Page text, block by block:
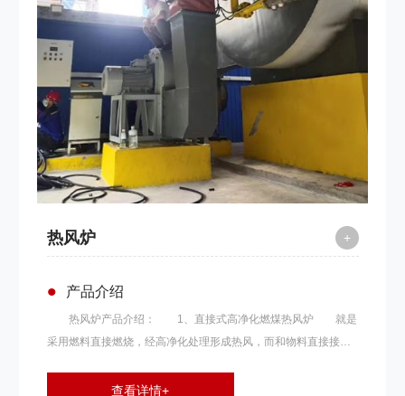
热风炉 +
• 产品介绍
热风炉产品介绍： 1、直接式高净化燃煤热风炉 就是
采用燃料直接燃烧，经高净化处理形成热风，而和物料直接接触
接加热器减少一半左右。因此，在不影响烘干产品品质的情况
查看详情+